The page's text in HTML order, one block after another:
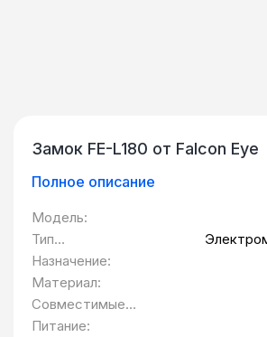
Замок FE-L180 от Falcon Eye
Полное описание
Модель:
Тип
оборудования:
Назначение:
Материал:
Совместимые
устройства:
Питание: